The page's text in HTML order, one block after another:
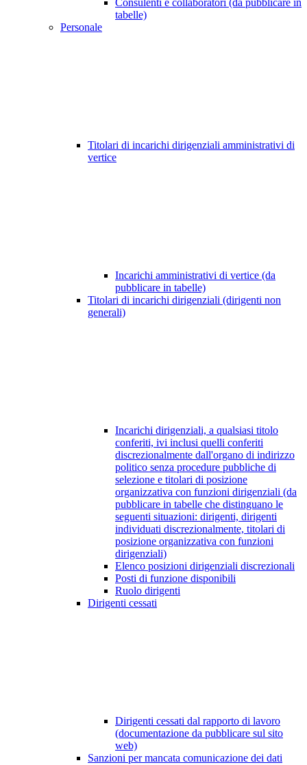
Consulenti e collaboratori (da pubblicare in
tabelle)
Personale
Titolari di incarichi dirigenziali amministrativi di
vertice
Incarichi amministrativi di vertice (da
pubblicare in tabelle)
Titolari di incarichi dirigenziali (dirigenti non
generali)
Incarichi dirigenziali, a qualsiasi titolo
conferiti, ivi inclusi quelli conferiti
discrezionalmente dall'organo di indirizzo
politico senza procedure pubbliche di
selezione e titolari di posizione
organizzativa con funzioni dirigenziali (da
pubblicare in tabelle che distinguano le
seguenti situazioni: dirigenti, dirigenti
individuati discrezionalmente, titolari di
posizione organizzativa con funzioni
dirigenziali)
Elenco posizioni dirigenziali discrezionali
Posti di funzione disponibili
Ruolo dirigenti
Dirigenti cessati
Dirigenti cessati dal rapporto di lavoro
(documentazione da pubblicare sul sito
web)
Sanzioni per mancata comunicazione dei dati